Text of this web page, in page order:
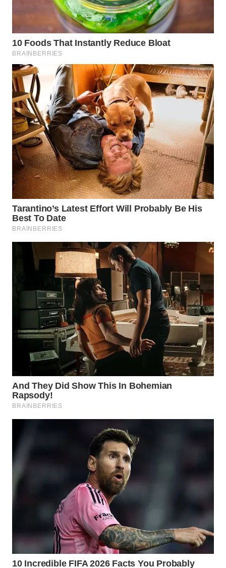
TIMUR
WN
SEMARANG
WN
SOLO
WN
BOROBUDUR
WN
MADURA
WN
SURABAYA
WN
WN
WN
MANDALIKA
WN
LIKUPANG
WN
LABUANBAJO
Media
Group
TANI
WAHANA